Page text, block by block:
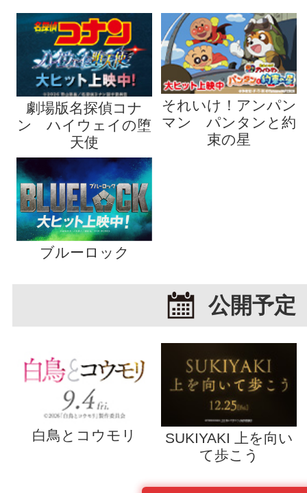
劇場版名探偵コナ
ン ハイウェイの堕
天使
それいけ！アンパン
マン パンタンと約
束の星
ブルーロック
公開予定
白鳥とコウモリ
SUKIYAKI 上を向い
て歩こう